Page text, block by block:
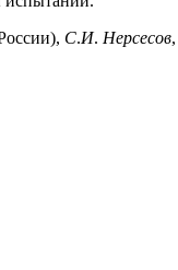
С.И. Нерсесов